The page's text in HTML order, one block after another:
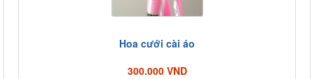
Hoa cưới cài áo
300.000 VND